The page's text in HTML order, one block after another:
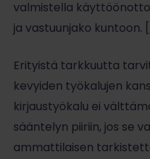
valmistella
ja vastuunjako kuntoon. [
Erityistä tarkkuutta
kevyiden työkalujen
kirjaustyökalu ei
sääntelyn piiriin, jos se
ammattilaisen